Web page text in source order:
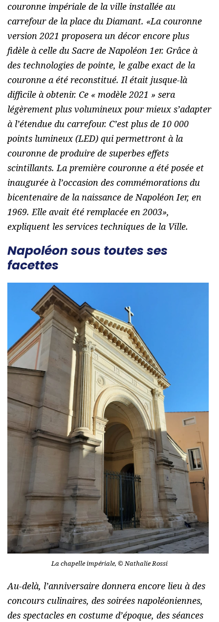
couronne impériale de la ville installée au
carrefour de la place du Diamant. «La couronne
version 2021 proposera un décor encore plus
fidèle à celle du Sacre de Napoléon 1er. Grâce à
des technologies de pointe, le galbe exact de la
couronne a été reconstitué. Il était jusque-là
difficile à obtenir. Ce « modèle 2021 » sera
légèrement plus volumineux pour mieux s’adapter
à l’étendue du carrefour. C’est plus de 10 000
points lumineux (LED) qui permettront à la
couronne de produire de superbes effets
scintillants. La première couronne a été posée et
inaugurée à l’occasion des commémorations du
bicentenaire de la naissance de Napoléon Ier, en
1969. Elle avait été remplacée en 2003»,
expliquent les services techniques de la Ville.
Napoléon sous toutes ses
facettes
La chapelle impériale, © Nathalie Rossi
Au-delà, l’anniversaire donnera encore lieu à des
concours culinaires, des soirées napoléoniennes,
des spectacles en costume d’époque, des séances